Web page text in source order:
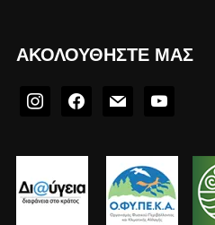
ΑΚΟΛΟΥΘΉΣΤΕ ΜΑΣ